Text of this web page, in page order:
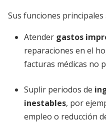
Sus funciones principales
Atender gastos
reparaciones en el
facturas médicas no
Suplir periodos de
inestables, por
empleo o reducción